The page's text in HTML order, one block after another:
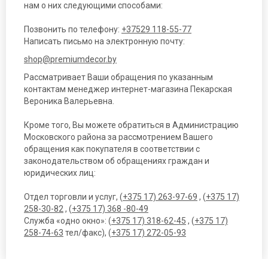
нам о них следующими способами:
Позвонить по телефону: +37529 118-55-77
Написать письмо на электронную почту:
shop@premiumdecor.by
Рассматривает Ваши обращения по указанным
контактам менеджер интернет-магазина Пекарская
Вероника Валерьевна.
Кроме того, Вы можете обратиться в Администрацию
Московского района за рассмотрением Вашего
обращения как покупателя в соответствии с
законодательством об обращениях граждан и
юридических лиц:
Отдел торговли и услуг, (+375 17) 263-97-69 , (+375 17)
258-30-82 , (+375 17) 368 -80-49
Служба «одно окно»: (+375 17) 318-62-45 , (+375 17)
258-74-63 тел/факс), (+375 17) 272-05-93